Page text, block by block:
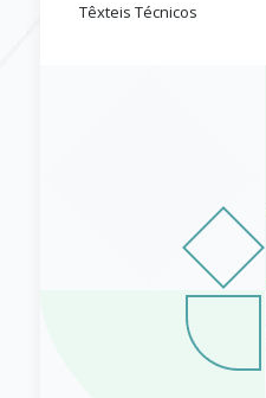
Têxteis Técnicos